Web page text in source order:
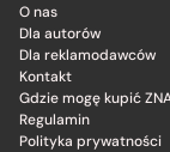
O nas
Dla autorów
Dla reklamodawców
Kontakt
Gdzie mogę kupić
Regulamin
Polityka prywatności